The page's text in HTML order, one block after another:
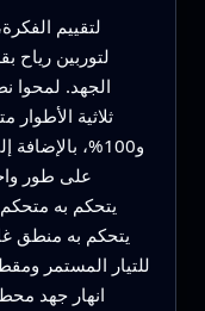
لتقييم
الجهد. لمحوا
و100%،
على طور
للتيار المستمر
انهار جهد